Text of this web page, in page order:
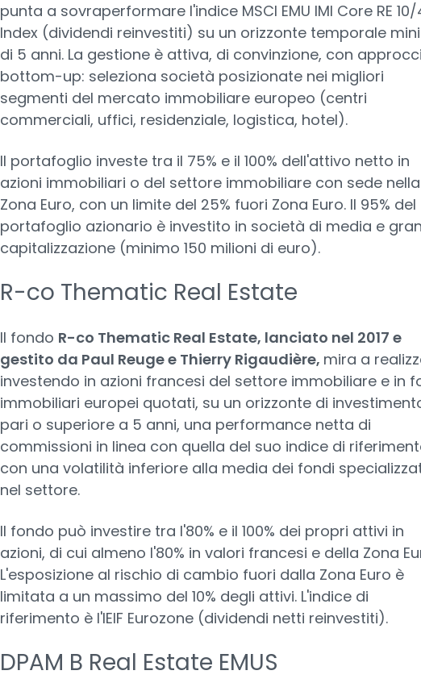
punta a sovraperformare l'indice MSCI EMU IMI Core RE
Index (dividendi reinvestiti) su un orizzonte temporale
di 5 anni. La gestione è attiva, di convinzione, con
bottom-up: seleziona società posizionate nei migliori
segmenti del mercato immobiliare europeo (centri
commerciali, uffici, residenziale, logistica, hotel).
Il portafoglio investe tra il 75% e il 100% dell'attivo netto in
azioni immobiliari o del settore immobiliare con sede nella
Zona Euro, con un limite del 25% fuori Zona Euro. Il 95% del
portafoglio azionario è investito in società di media e
capitalizzazione (minimo 150 milioni di euro).
R-co Thematic Real Estate
Il fondo R-co Thematic Real Estate, lanciato nel 2017 e
gestito da Paul Reuge e Thierry Rigaudière, mira a
investendo in azioni francesi del settore immobiliare e in
immobiliari europei quotati, su un orizzonte di
pari o superiore a 5 anni, una performance netta di
commissioni in linea con quella del suo indice di
con una volatilità inferiore alla media dei fondi
nel settore.
Il fondo può investire tra l'80% e il 100% dei propri attivi in
azioni, di cui almeno l'80% in valori francesi e della Zona
L'esposizione al rischio di cambio fuori dalla Zona Euro è
limitata a un massimo del 10% degli attivi. L'indice di
riferimento è l'IEIF Eurozone (dividendi netti reinvestiti).
DPAM B Real Estate EMUS